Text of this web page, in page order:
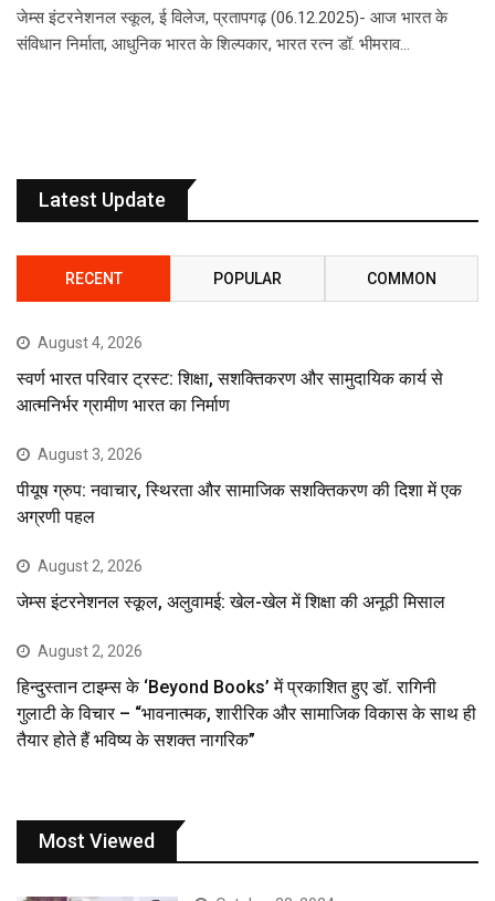
जेम्स इंटरनेशनल स्कूल, ई विलेज, प्रतापगढ़ (06.12.2025)- आज भारत के
संविधान निर्माता, आधुनिक भारत के शिल्पकार, भारत रत्न डॉ. भीमराव…
Latest Update
RECENT POPULAR COMMON
August 4, 2026
स्वर्ण भारत परिवार ट्रस्ट: शिक्षा, सशक्तिकरण और सामुदायिक कार्य से
आत्मनिर्भर ग्रामीण भारत का निर्माण
August 3, 2026
पीयूष ग्रुप: नवाचार, स्थिरता और सामाजिक सशक्तिकरण की दिशा में एक
अग्रणी पहल
August 2, 2026
जेम्स इंटरनेशनल स्कूल, अलुवामई: खेल-खेल में शिक्षा की अनूठी मिसाल
August 2, 2026
हिन्दुस्तान टाइम्स के ‘Beyond Books’ में प्रकाशित हुए डॉ. रागिनी
गुलाटी के विचार – “भावनात्मक, शारीरिक और सामाजिक विकास के साथ ही
तैयार होते हैं भविष्य के सशक्त नागरिक”
Most Viewed